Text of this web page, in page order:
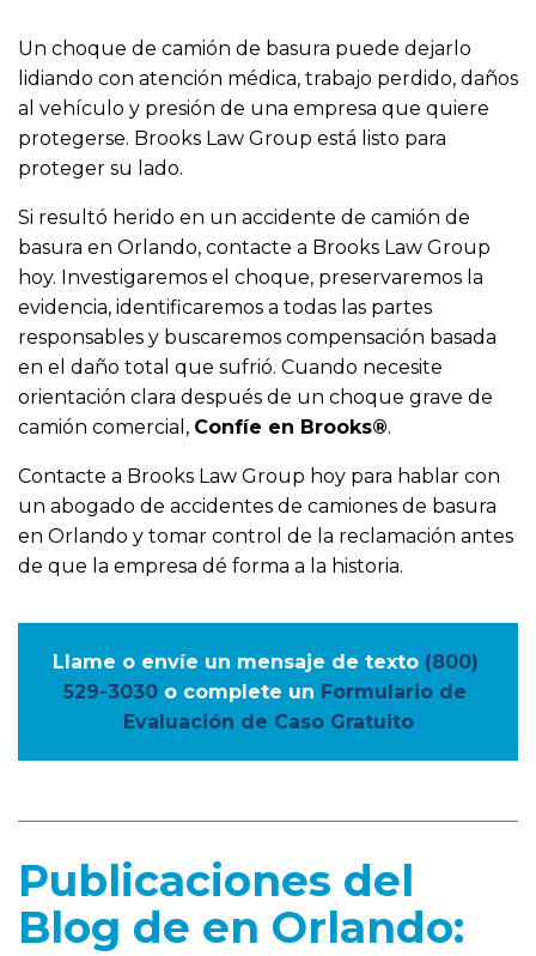
Un choque de camión de basura puede dejarlo
lidiando con atención médica, trabajo perdido, daños
al vehículo y presión de una empresa que quiere
protegerse. Brooks Law Group está listo para
proteger su lado.
Si resultó herido en un accidente de camión de
basura en Orlando, contacte a Brooks Law Group
hoy. Investigaremos el choque, preservaremos la
evidencia, identificaremos a todas las partes
responsables y buscaremos compensación basada
en el daño total que sufrió. Cuando necesite
orientación clara después de un choque grave de
camión comercial, Confíe en Brooks®.
Contacte a Brooks Law Group hoy para hablar con
un abogado de accidentes de camiones de basura
en Orlando y tomar control de la reclamación antes
de que la empresa dé forma a la historia.
Llame o envíe un mensaje de texto (800)
529-3030 o complete un Formulario de
Evaluación de Caso Gratuito
Publicaciones del
Blog de en Orlando: